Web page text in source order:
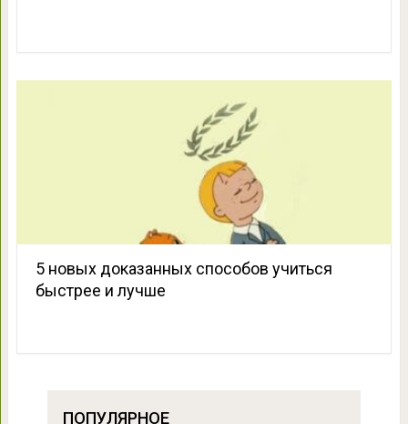
5 новых доказанных способов учиться
быстрее и лучше
ПОПУЛЯРНОЕ